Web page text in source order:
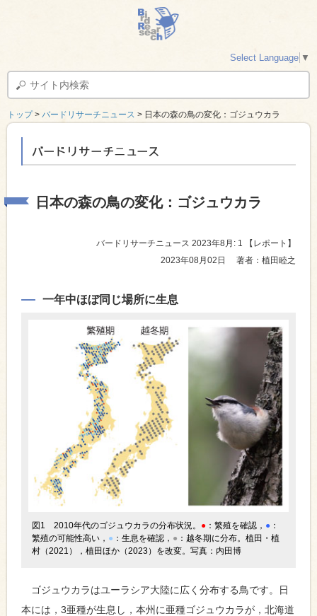
トップ> バードリサーチニュース > 日本の森の鳥の変化：ゴジュウカラ
日本の森の鳥の変化：ゴジュウカラ
バードリサーチニュース 2023年8月: 1
【レポート】
2023年08月02日
著者：植田睦之
一年中ほぼ同じ場所に生息
図1 2010年代のゴジュウカラの分布状況。 ● ：繁殖を確認， ● ：
繁殖の可能性高い， ● ：生息を確認， ● ：越冬期に分布。植田・植
村（2021），植田ほか（2023）を改変。写真：内田博
ゴジュウカラはユーラシア大陸に広く分布する鳥です。日
本には，3亜種が生息し，本州に亜種ゴジュウカラが，北海道
Select Language ▼